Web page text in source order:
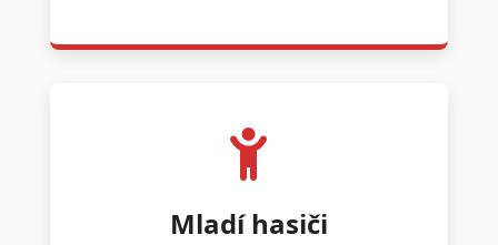
Mladí hasiči